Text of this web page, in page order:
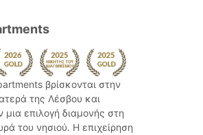
βρίσκονται στην
της Λέσβου και
μια επιλογή διαμονής στη
του νησιού. Η επιχείρηση